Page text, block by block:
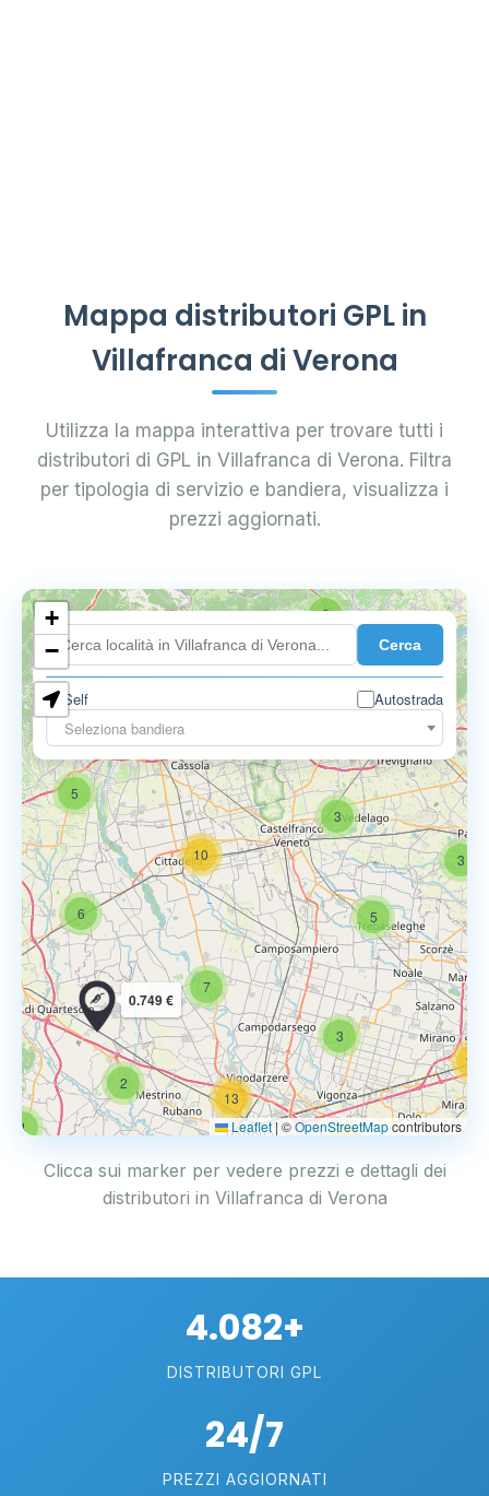
Mappa distributori GPL in
Villafranca di Verona
Utilizza la mappa interattiva per trovare tutti i
distributori di GPL in Villafranca di Verona. Filtra
per tipologia di servizio e bandiera, visualizza i
prezzi aggiornati.
Cerca
Self
Autostrada
Seleziona bandiera
3
14
3
2
5
6
4
2
5
3
6
10
7
13
0.749 €
+
−
Leaflet | ©OpenStreetMapcontributors
Clicca sui marker per vedere prezzi e dettagli dei
distributori in Villafranca di Verona
4.082+
DISTRIBUTORI GPL
24/7
PREZZI AGGIORNATI